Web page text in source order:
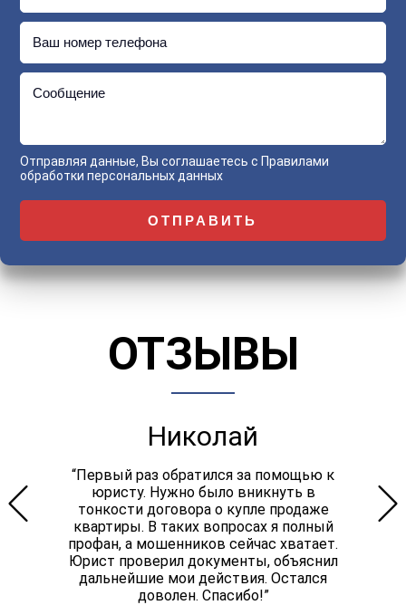
Ваш номер телефона
Сообщение
Отправляя данные, Вы соглашаетесь сПравилами
обработки персональных данных
ОТЗЫВЫ
Николай
“Первый раз обратился за помощью к
юристу. Нужно было вникнуть в
тонкости договора о купле продаже
квартиры. В таких вопросах я полный
профан, а мошенников сейчас хватает.
Юрист проверил документы, объяснил
дальнейшие мои действия. Остался
доволен. Спасибо!”